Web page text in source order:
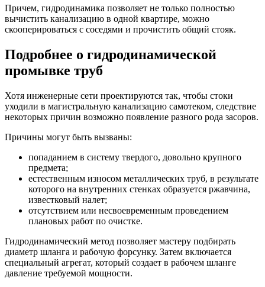
Причем, гидродинамика позволяет не только полностью
вычистить канализацию в одной квартире, можно
скооперироваться с соседями и прочистить общий стояк.
Подробнее о гидродинамической
промывке труб
Хотя инженерные сети проектируются так, чтобы стоки
уходили в магистральную канализацию самотеком, следствие
некоторых причин возможно появление разного рода засоров.
Причины могут быть вызваны:
попаданием в систему твердого, довольно крупного
предмета;
естественным износом металлических труб, в результате
которого на внутренних стенках образуется ржавчина,
известковый налет;
отсутствием или несвоевременным проведением
плановых работ по очистке.
Гидродинамический метод позволяет мастеру подбирать
диаметр шланга и рабочую форсунку. Затем включается
специальный агрегат, который создает в рабочем шланге
давление требуемой мощности.